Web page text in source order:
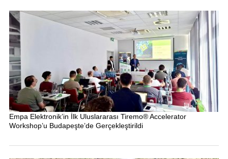
Empa Elektronik’in İlk Uluslararası Tiremo® Accelerator
Workshop’u Budapeşte’de Gerçekleştirildi